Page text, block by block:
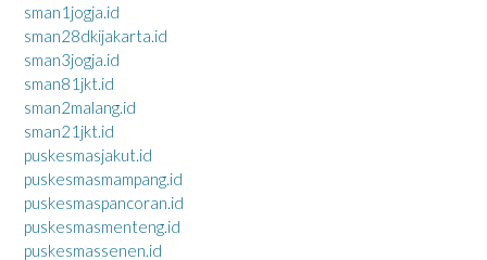
sman1jogja.id
sman28dkijakarta.id
sman3jogja.id
sman81jkt.id
sman2malang.id
sman21jkt.id
puskesmasjakut.id
puskesmasmampang.id
puskesmaspancoran.id
puskesmasmenteng.id
puskesmassenen.id